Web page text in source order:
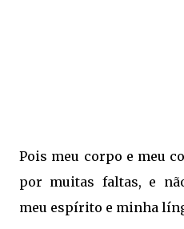
Pois meu corpo e meu
por muitas faltas, e
meu espírito e minha